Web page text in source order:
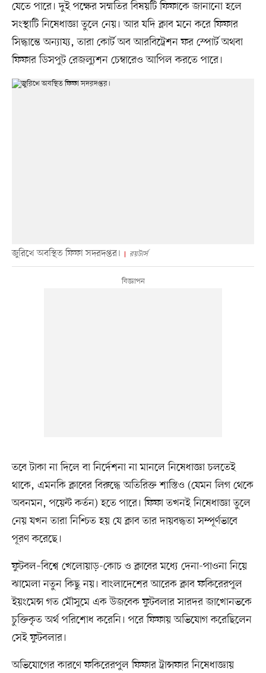
যেতে পারে। দুই পক্ষের সম্মতির বিষয়টি ফিফাকে জানানো হলে
সংস্থাটি নিষেধাজ্ঞা তুলে নেয়। আর যদি ক্লাব মনে করে ফিফার
সিদ্ধান্তে অন্যায্য, তারা কোর্ট অব আরবিট্রেশন ফর স্পোর্ট অথবা
ফিফার ডিসপুট রেজল্যুশন চেম্বারেও আপিল করতে পারে।
জুরিখে অবস্থিত ফিফা সদরদপ্তর। রয়টার্স
তবে টাকা না দিলে বা নির্দেশনা না মানলে নিষেধাজ্ঞা চলতেই
থাকে, এমনকি ক্লাবের বিরুদ্ধে অতিরিক্ত শাস্তিও (যেমন লিগ থেকে
অবনমন, পয়েন্ট কর্তন) হতে পারে। ফিফা তখনই নিষেধাজ্ঞা তুলে
নেয় যখন তারা নিশ্চিত হয় যে ক্লাব তার দায়বদ্ধতা সম্পূর্ণভাবে
পূরণ করেছে।
‎ফুটবল–বিশ্বে খেলোয়াড়-কোচ ও ক্লাবের মধ্যে দেনা-পাওনা নিয়ে
ঝামেলা নতুন কিছু নয়। বাংলাদেশের আরেক ক্লাব ফকিরেরপুল
ইয়ংমেন্স গত মৌসুমে এক উজবেক ফুটবলার সারদর জাখোনভকে
চুক্তিকৃত অর্থ পরিশোধ করেনি। পরে ফিফায় অভিযোগ করেছিলেন
সেই ফুটবলার।
‎অভিযোগের কারণে ফকিরেরপুল ফিফার ট্রান্সফার নিষেধাজ্ঞায়